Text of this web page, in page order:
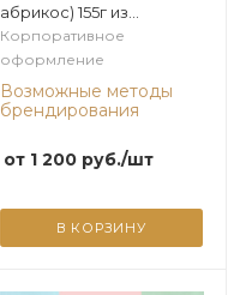
абрикос) 155г из
коллекции Лимонная
Корпоративное
оформление
Возможные методы
брендирования
от 1 200руб./шт
В КОРЗИНУ